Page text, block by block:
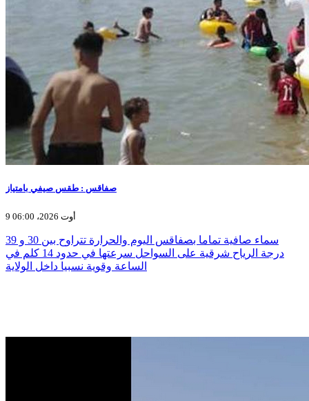
صفاقس : طقس صيفي بامتياز
9 أوت 2026، 06:00
سماء صافية تماما بصفاقس اليوم والحرارة تتراوح بين 30 و 39
درجة الرياح شرقية على السواحل سرعتها في حدود 14 كلم في
الساعة وقوية نسبيا داخل الولاية